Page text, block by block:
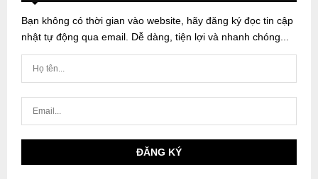
Bạn không có thời gian vào website, hãy đăng ký đọc tin cập
nhật tự động qua email. Dễ dàng, tiện lợi và nhanh chóng...